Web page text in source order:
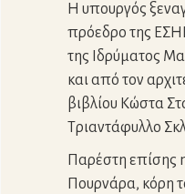
Η υπουργός
πρόεδρο της
της Ιδρύματος
και από τον
βιβλίου Κώστα
Τριαντάφυλλο
Παρέστη επίσης
Πουρνάρα, κόρη